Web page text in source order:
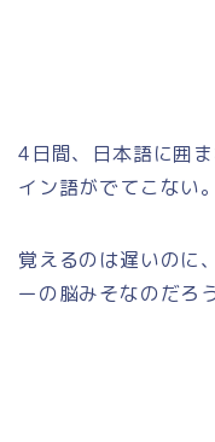
4日間、日本語に囲
イン語がでてこない。
覚えるのは遅いのに
ーの脳みそなのだろ